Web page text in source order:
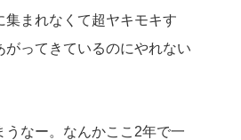
集まれなくて超ヤキモキす
がってきているのにやれない
うなー。なんかここ2年で一